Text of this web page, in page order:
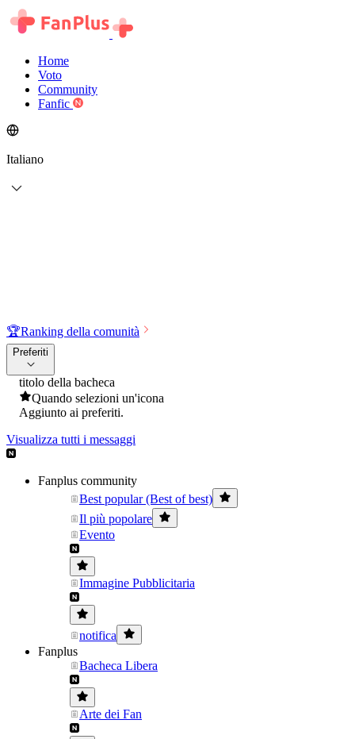
Home
Voto
Community
Fanfic
Italiano
🏆Ranking della comunità
Preferiti
titolo della bacheca
Quando selezioni un'icona
Aggiunto ai preferiti.
Visualizza tutti i messaggi
Fanplus community
Best popular (Best of best)
Il più popolare
Evento
Immagine Pubblicitaria
notifica
Fanplus
Bacheca Libera
Arte dei Fan